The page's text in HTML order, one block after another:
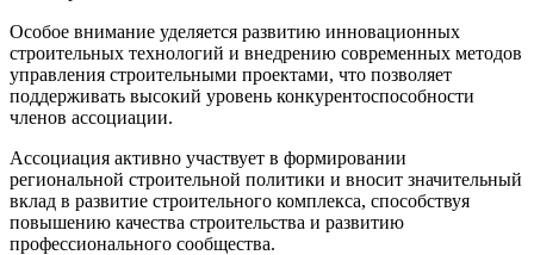
Особое внимание уделяется развитию инновационных
строительных технологий и внедрению современных методов
управления строительными проектами, что позволяет
поддерживать высокий уровень конкурентоспособности
членов ассоциации.
Ассоциация активно участвует в формировании
региональной строительной политики и вносит значительный
вклад в развитие строительного комплекса, способствуя
повышению качества строительства и развитию
профессионального сообщества.⁠